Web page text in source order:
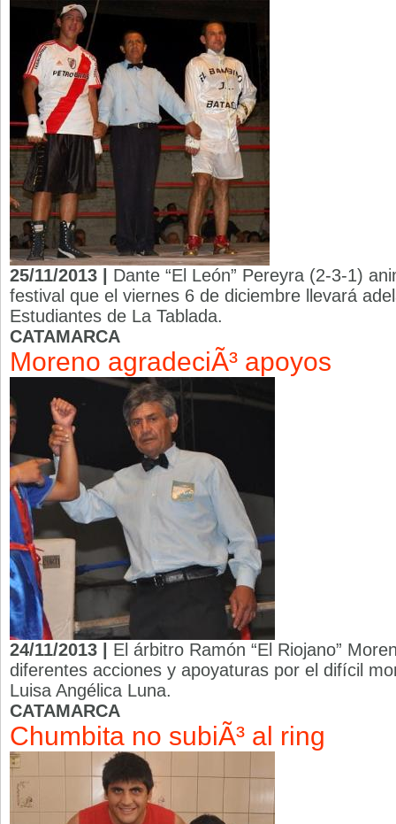
25/11/2013 | Dante “El León” Pereyra (2-3-1)
festival que el viernes 6 de diciembre llevará
Estudiantes de La Tablada.
CATAMARCA
Moreno agradeciÃ³ apoyos
24/11/2013 | El árbitro Ramón “El Riojano”
diferentes acciones y apoyaturas por el difícil
Luisa Angélica Luna.
CATAMARCA
Chumbita no subiÃ³ al ring